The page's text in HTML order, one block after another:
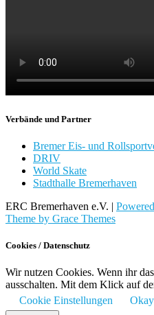
Verbände und Partner
Bremer Eis- und
DRIV
World Skate
Stadthalle Bremerhaven
ERC Bremerhaven e.V. |
Theme by Grace Themes
Cookies / Datenschutz
Wir nutzen Cookies. Wenn ihr
ausschalten. Mit dem Klick auf
Cookie Einstellungen
Okay